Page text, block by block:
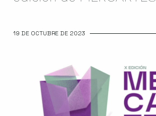
19 DE OCTUBRE DE 2023